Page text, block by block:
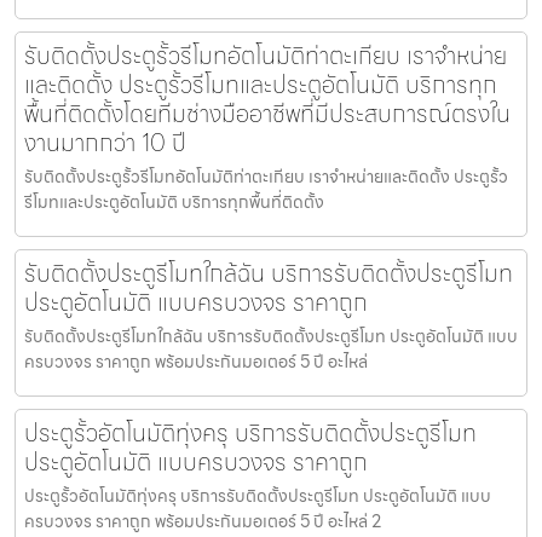
รับติดตั้งประตูรั้วรีโมทอัตโนมัติท่าตะเกียบ เราจำหน่าย
และติดตั้ง ประตูรั้วรีโมทและประตูอัตโนมัติ บริการทุก
พื้นที่ติดตั้งโดยทีมช่างมืออาชีพที่มีประสบการณ์ตรงใน
งานมากกว่า 10 ปี
รับติดตั้งประตูรั้วรีโมทอัตโนมัติท่าตะเกียบ เราจำหน่ายและติดตั้ง ประตูรั้ว
รีโมทและประตูอัตโนมัติ บริการทุกพื้นที่ติดตั้ง
รับติดตั้งประตูรีโมทใกล้ฉัน บริการรับติดตั้งประตูรีโมท
ประตูอัตโนมัติ แบบครบวงจร ราคาถูก
รับติดตั้งประตูรีโมทใกล้ฉัน บริการรับติดตั้งประตูรีโมท ประตูอัตโนมัติ แบบ
ครบวงจร ราคาถูก พร้อมประกันมอเตอร์ 5 ปี อะไหล่
ประตูรั้วอัตโนมัติทุ่งครุ บริการรับติดตั้งประตูรีโมท
ประตูอัตโนมัติ แบบครบวงจร ราคาถูก
ประตูรั้วอัตโนมัติทุ่งครุ บริการรับติดตั้งประตูรีโมท ประตูอัตโนมัติ แบบ
ครบวงจร ราคาถูก พร้อมประกันมอเตอร์ 5 ปี อะไหล่ 2